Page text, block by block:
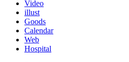
Video
illust
Goods
Calendar
Web
Hospital